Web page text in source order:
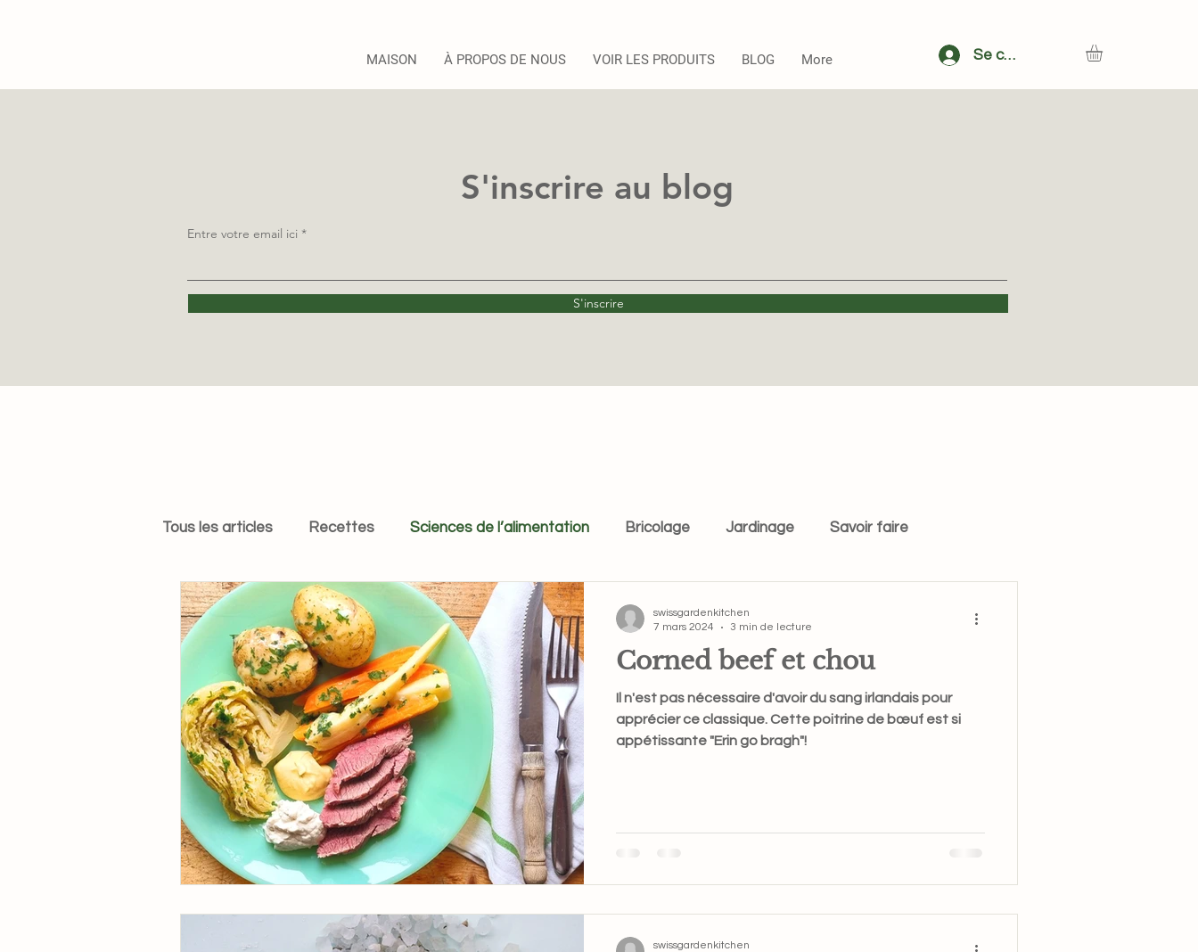
MAISON À PROPOS DE NOUS VOIR LES PRODUITS BLOG More Se connecter
S'inscrire au blog
Entre votre email ici
S'inscrire
Tous les articles Recettes Sciences de l’alimentation Bricolage Jardinage Savoir faire
Corned beef et chou
Il n'est pas nécessaire d'avoir du sang irlandais pour
apprécier ce classique. Cette poitrine de bœuf est si
appétissante "Erin go bragh"!
swissgardenkitchen
7 mars 2024
3 min de lecture
swissgardenkitchen